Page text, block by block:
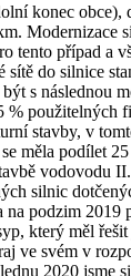
konec obce),
Modernizace
tento případ a
sítě do silnice
s následnou
% použitelných
stavby, v
měla podílet
vodovodu
silnic
podzim 2019
který měl
ve svém v
2020 jsme